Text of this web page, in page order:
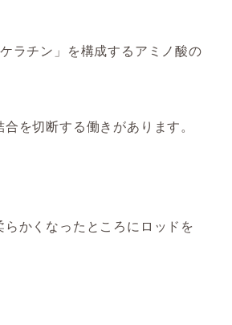
ラチン」を構成するアミノ酸の
合を切断する働きがあります。
らかくなったところにロッドを